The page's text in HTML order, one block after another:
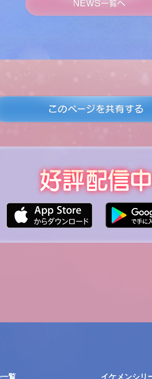
覧 イケメンシリ